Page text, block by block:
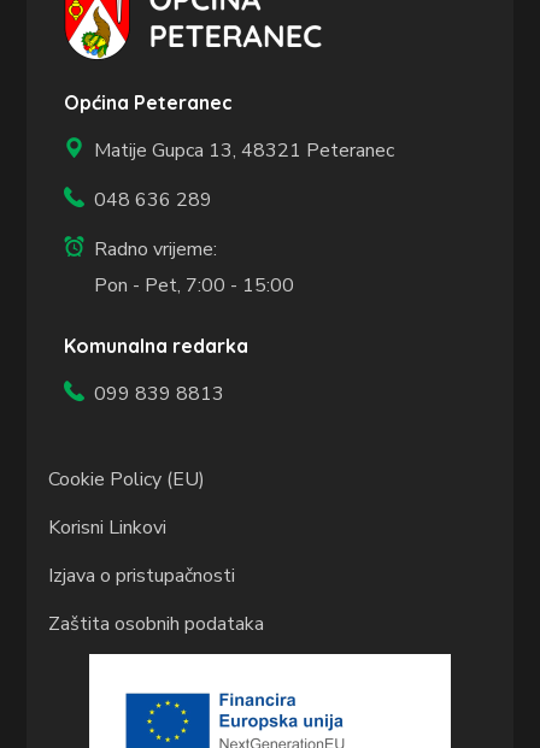
Općina Peteranec
Matije Gupca 13,48321 Peteranec
048 636 289
Radno vrijeme:
Pon - Pet, 7:00 - 15:00
Komunalna redarka
099 839 8813
Cookie Policy (EU)
Korisni Linkovi
Izjava o pristupačnosti
Zaštita osobnih podataka